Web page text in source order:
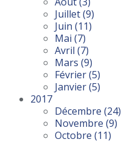
Juillet(9)
Juin (11)
Mai (7)
Avril (7)
Mars (9)
Février(5)
Janvier(5)
2017
Décembre (24)
Novembre (9)
Octobre (11)